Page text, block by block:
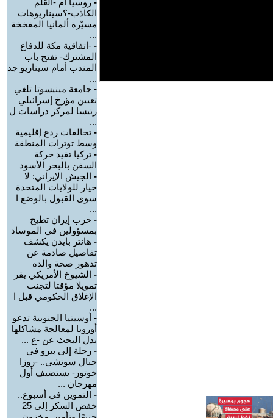
- روسيا أم -العَلَم
الكاذب-؟سيناريوهات
مسيّرة ألمانيا المفخخة
...
- -اتفاقية مكة للدفاع
المشترك- تفتح باب
المندب أمام سيناريو جد
...
- جامعة مينيسوتا تلغي
تعيين مؤرخ إسرائيلي
رئيسا لمركز دراسات ل
...
- تحالفات ردع إقليمية
وسط توترات المنطقة
- تركيا تقيد حركة
السفن بالبحر الأسود
- الجيش الإيراني: لا
خيار للولايات المتحدة
سوى القبول بالوضع ا
...
- حرب إيران تطيح
بمسؤولين في الموساد
- هانتر بايدن يكشف
تفاصيل صادمة عن
تدهور صحة والده
- الشيوخ الأمريكي يقر
تمويلا مؤقتا لتجنب
الإغلاق الحكومي قبل ا
...
- أوسيتيا الجنوبية تدعو
أوروبا لمعالجة مشاكلها
بدل البحث عن -ع ...
- رحلة إلى بيرو في
جبال سوتشي.. -روزا
خوتور- يستضيف أول
مهرجان ...
- التموين في أسبوع..
خفض السكر إلى 25